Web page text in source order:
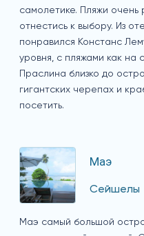
самолетике. Пляжи очень
отнестись к выбору. Из
понравился Констанс
уровня, с пляжами как на
Праслина близко до
гигантских черепах и
посетить.
Маэ
Сейшелы
Маэ самый большой